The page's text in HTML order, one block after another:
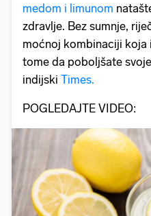
medom i limunom
zdravlje. Bez sumnje,
moćnoj kombinaciji
tome da poboljšate
indijski Times.
POGLEDAJTE VIDEO: